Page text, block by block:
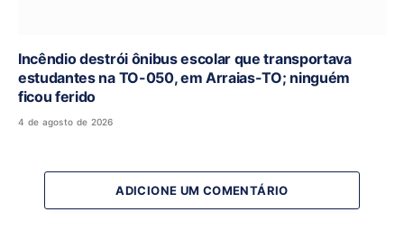
Incêndio destrói ônibus escolar que transportava
estudantes na TO-050, em Arraias-TO; ninguém
ficou ferido
4 de agosto de 2026
ADICIONE UM COMENTÁRIO